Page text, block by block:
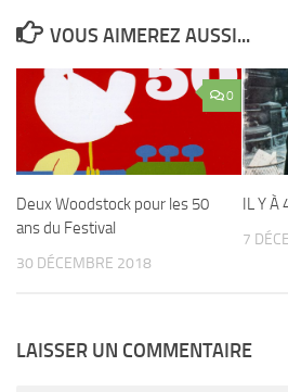
VOUS AIMEREZ AUSSI...
0
Deux Woodstock pour les 50
ans du Festival
30 DÉCEMBRE 2018
IL Y À
7
LAISSER UN COMMENTAIRE